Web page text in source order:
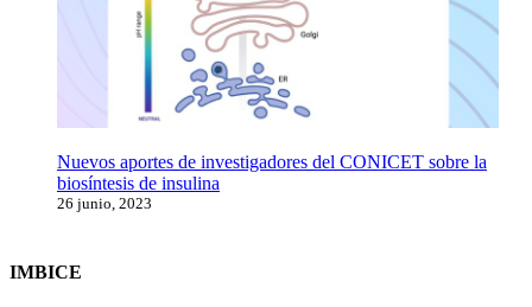
Nuevos aportes de investigadores del CONICET sobre la
biosíntesis de insulina
26 junio, 2023
IMBICE